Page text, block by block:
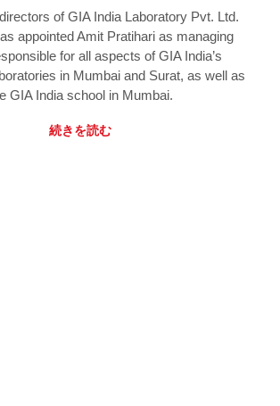
of GIA India Laboratory Pvt. Ltd.
appointed Amit Pratihari as managing
for all aspects of GIA India’s
in Mumbai and Surat, as well as
GIA India school in Mumbai.
続きを読む